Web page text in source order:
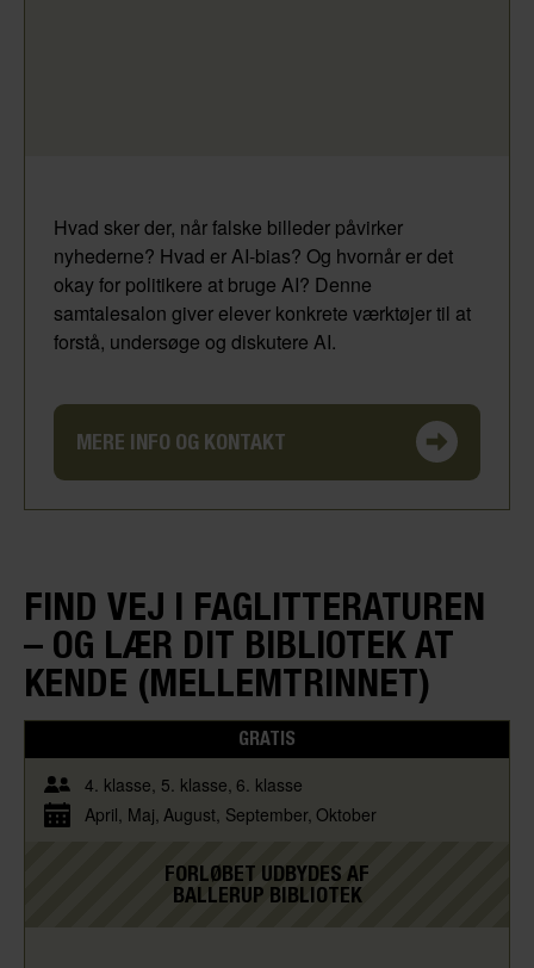
Hvad sker der, når falske billeder påvirker
nyhederne? Hvad er AI-bias? Og hvornår er det
okay for politikere at bruge AI? Denne
samtalesalon giver elever konkrete værktøjer til at
forstå, undersøge og diskutere AI.
MERE INFO OG KONTAKT
FIND VEJ I FAGLITTERATUREN
– OG LÆR DIT BIBLIOTEK AT
KENDE (MELLEMTRINNET)
GRATIS
4. klasse 5. klasse 6. klasse
April Maj August September Oktober
FORLØBET UDBYDES AF
BALLERUP BIBLIOTEK